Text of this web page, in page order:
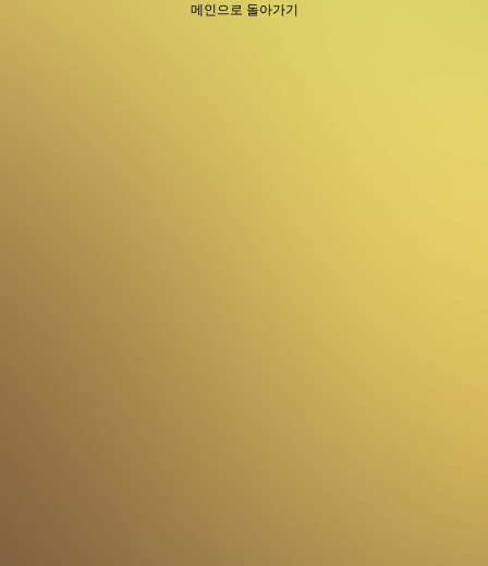
메인으로 돌아가기